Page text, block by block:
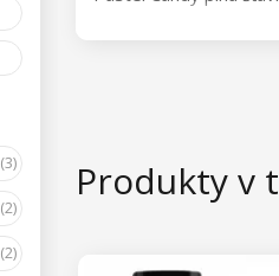
(3)
(2)
(2)
vysoko
Produkty v